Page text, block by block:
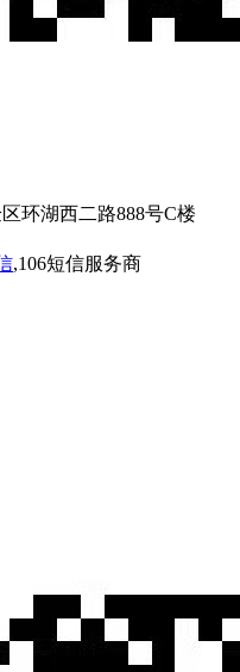
环湖西二路888号C楼
,106短信服务商